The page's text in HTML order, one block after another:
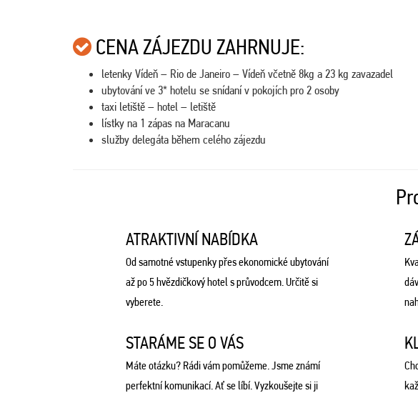
CENA ZÁJEZDU ZAHRNUJE:
letenky Vídeň – Rio de Janeiro – Vídeň včetně 8kg a 23 kg zavazadel
ubytování ve 3* hotelu se snídaní v pokojích pro 2 osoby
taxi letiště – hotel – letiště
lístky na 1 zápas na Maracanu
služby delegáta během celého zájezdu
ATRAKTIVNÍ NABÍDKA
Od samotné vstupenky přes ekonomické ubytování
až po 5 hvězdičkový hotel s průvodcem. Určitě si
vyberete.
STARÁME SE O VÁS
Máte otázku? Rádi vám pomůžeme. Jsme známí
perfektní komunikací. Ať se líbí. Vyzkoušejte si ji